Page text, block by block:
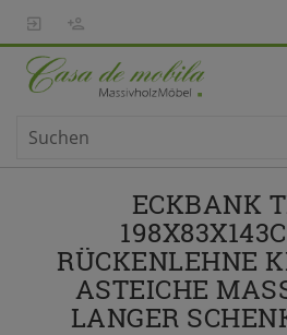
ECKBANK
RÜCKENLEHNE
ASTEICHE
LANGER